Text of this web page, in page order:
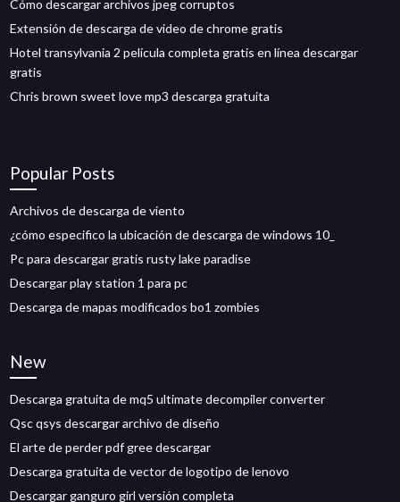
Cómo descargar archivos jpeg corruptos
Extensión de descarga de video de chrome gratis
Hotel transylvania 2 película completa gratis en línea descargar
gratis
Chris brown sweet love mp3 descarga gratuita
Popular Posts
Archivos de descarga de viento
¿cómo especifico la ubicación de descarga de windows 10_
Pc para descargar gratis rusty lake paradise
Descargar play station 1 para pc
Descarga de mapas modificados bo1 zombies
New
Descarga gratuita de mq5 ultimate decompiler converter
Qsc qsys descargar archivo de diseño
El arte de perder pdf gree descargar
Descarga gratuita de vector de logotipo de lenovo
Descargar ganguro girl versión completa